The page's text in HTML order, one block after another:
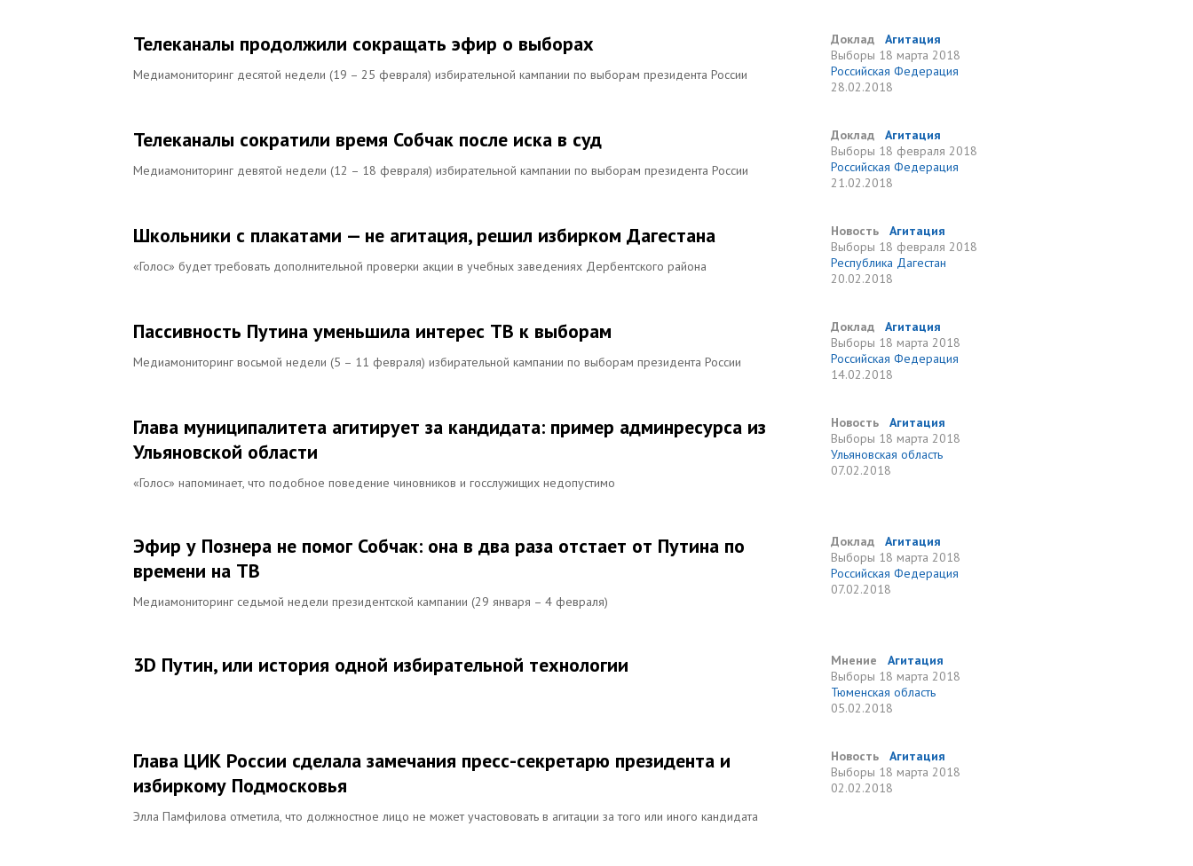
Телеканалы продолжили сокращать эфир о выборах
Медиамониторинг десятой недели (19 – 25 февраля) избирательной кампании по выборам президента России
Доклад
Агитация
Выборы 18 марта 2018
Российская Федерация
28.02.2018
Телеканалы сократили время Собчак после иска в суд
Медиамониторинг девятой недели (12 – 18 февраля) избирательной кампании по выборам президента России
Доклад
Агитация
Выборы 18 февраля 2018
Российская Федерация
21.02.2018
Школьники с плакатами — не агитация, решил избирком Дагестана
«Голос» будет требовать дополнительной проверки акции в учебных заведениях Дербентского района
Новость
Агитация
Выборы 18 февраля 2018
Республика Дагестан
20.02.2018
Пассивность Путина уменьшила интерес ТВ к выборам
Медиамониторинг восьмой недели (5 – 11 февраля) избирательной кампании по выборам президента России
Доклад
Агитация
Выборы 18 марта 2018
Российская Федерация
14.02.2018
Глава муниципалитета агитирует за кандидата: пример админресурса из
Ульяновской области
«Голос» напоминает, что подобное поведение чиновников и госслужищих недопустимо
Новость
Агитация
Выборы 18 марта 2018
Ульяновская область
07.02.2018
Эфир у Познера не помог Собчак: она в два раза отстает от Путина по
времени на TВ
Медиамониторинг седьмой недели президентской кампании (29 января – 4 февраля)
Доклад
Агитация
Выборы 18 марта 2018
Российская Федерация
07.02.2018
3D Путин, или история одной избирательной технологии Мнение
Агитация
Выборы 18 марта 2018
Тюменская область
05.02.2018
Глава ЦИК России сделала замечания пресс-секретарю президента и
избиркому Подмосковья
Элла Памфилова отметила, что должностное лицо не может участововать в агитации за того или иного кандидата
Новость
Агитация
Выборы 18 марта 2018
02.02.2018